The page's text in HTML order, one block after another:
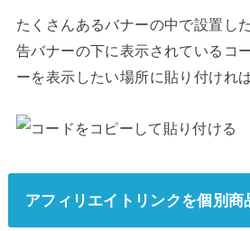
たくさんあるバナーの中で設置し
告バナーの下に表示されているコ
ーを表示したい場所に貼り付けれ
アフィリエイトリンクを個別商